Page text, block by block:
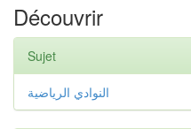
Découvrir
Sujet
النوادي الرياضية